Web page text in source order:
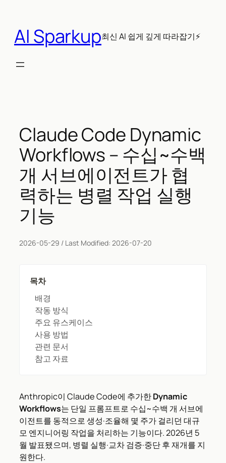
AI Sparkup최신 AI 쉽게 깊게 따라잡기⚡
Claude Code Dynamic
Workflows – 수십~수백
개 서브에이전트가 협
력하는 병렬 작업 실행
기능
2026-05-29 / Last Modified: 2026-07-20
목차
배경
작동 방식
주요 유스케이스
사용 방법
관련 문서
참고 자료
Anthropic이 Claude Code에 추가한Dynamic
Workflows는 단일 프롬프트로 수십~수백 개 서브에
이전트를 동적으로 생성·조율해 몇 주가 걸리던 대규
모 엔지니어링 작업을 처리하는 기능이다. 2026년 5
월 발표됐으며, 병렬 실행·교차 검증·중단 후 재개를 지
원한다.